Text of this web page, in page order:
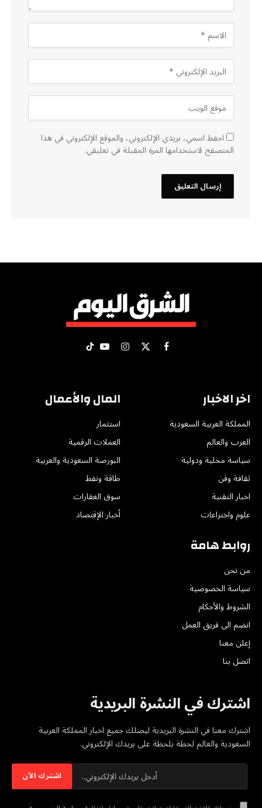
احفظ اسمي، بريدي الإلكتروني، والموقع الإلكتروني في هذا
المتصفح لاستخدامها المرة المقبلة في تعليقي.
فيسبوك
X الانستغراميوتيوبتيكتوك
اخر الاخبار
المملكة العربية السعودية
العرب والعالم
سياسة محلية ودولية
ثقافة وفن
اخبار التقنية
علوم واختراعات
المال والأعمال
استثمار
العملات الرقمية
البورصة السعودية والعربية
طاقة ونفط
سوق العقارات
أخبار الإقتصاد
روابط هامة
من نحن
سياسة الخصوصية
الشروط والأحكام
انضم الى فريق العمل
إعلن معنا
اتصل بنا
اشترك في النشرة البريدية
اشترك معنا في النشرة البريدية ليصلك جميع اخبار المملكة العربية
السعودية والعالم لحظة بلحظة على بريدك الإلكتروني.